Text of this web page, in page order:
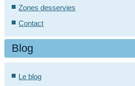
Zones desservies
Contact
Blog
Le blog